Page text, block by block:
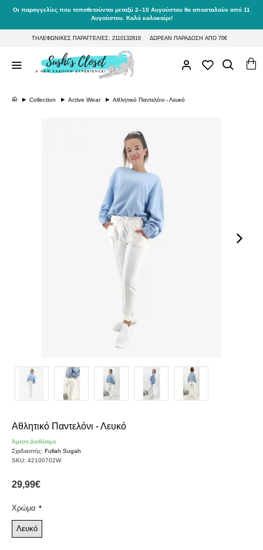
Οι παραγγελίες που τοποθετούνται μεταξύ 2–10 Αυγούστου θα αποσταλούν από 11
Αυγούστου. Καλό καλοκαίρι!
ΤΗΛΕΦΩΝΙΚΕΣ ΠΑΡΑΓΓΕΛΙΕΣ: 2110132816 ΔΩΡΕΑΝ ΠΑΡΑΔΟΣΗ ΑΠΟ 70€
Collection Active Wear Αθλητικό Παντελόνι - Λευκό
Αθλητικό Παντελόνι - Λευκό
Άμεσα Διαθέσιμο
Σχεδιαστής: Fullah Sugah
SKU: 42100702W
29,99€
Χρώμα
Λευκό